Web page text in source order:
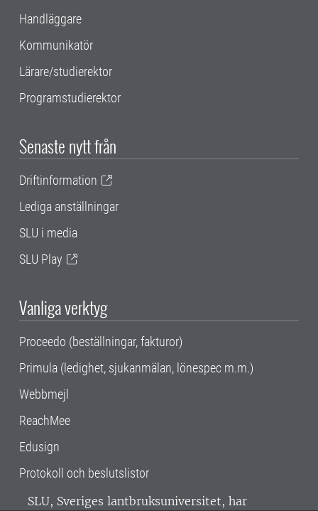
Handläggare
Kommunikatör
Lärare/studierektor
Programstudierektor
Senaste nytt från
Driftinformation
Lediga anställningar
SLU i media
SLU Play
Vanliga verktyg
Proceedo (beställningar, fakturor)
Primula (ledighet, sjukanmälan, lönespec m.m.)
Webbmejl
ReachMee
Edusign
Protokoll och beslutslistor
SLU, Sveriges lantbruksuniversitet, har